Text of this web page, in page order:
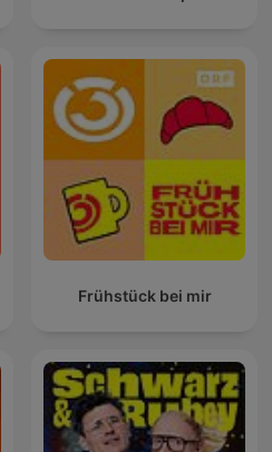
Frühstück bei mir